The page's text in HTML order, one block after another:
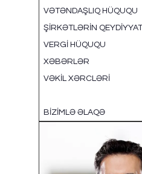
VƏTƏNDAŞLIQ HÜQUQU
ŞIRKƏTLƏRIN
VERGI HÜQUQU
XƏBƏRLƏR
VƏKIL XƏRCLƏRI
BIZIMLƏ ƏLAQƏ